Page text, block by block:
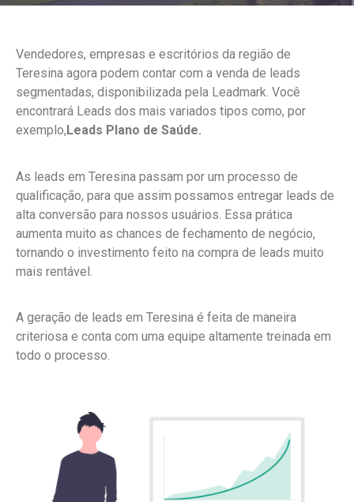
Vendedores, empresas e escritórios da região de
Teresina agora podem contar com a venda de leads
segmentadas, disponibilizada pela Leadmark. Você
encontrará Leads dos mais variados tipos como, por
exemplo,Leads Plano de Saúde.
As leads em Teresina passam por um processo de
qualificação, para que assim possamos entregar leads de
alta conversão para nossos usuários. Essa prática
aumenta muito as chances de fechamento de negócio,
tornando o investimento feito na compra de leads muito
mais rentável.
A geração de leads em Teresina é feita de maneira
criteriosa e conta com uma equipe altamente treinada em
todo o processo.